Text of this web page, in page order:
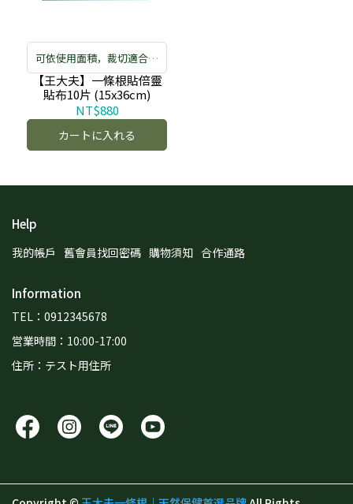
可依使用面積，裁切適合大
小
【王大夫】一條根貼倍靈
貼布10片 (15x36cm)
NT$880
カートに入れる
Help
我的帳戶 舊會員找回密碼 購物須知 合作通路
Information
TEL：0912345678
営業時間：10:00-17:00
住所：テスト用住所